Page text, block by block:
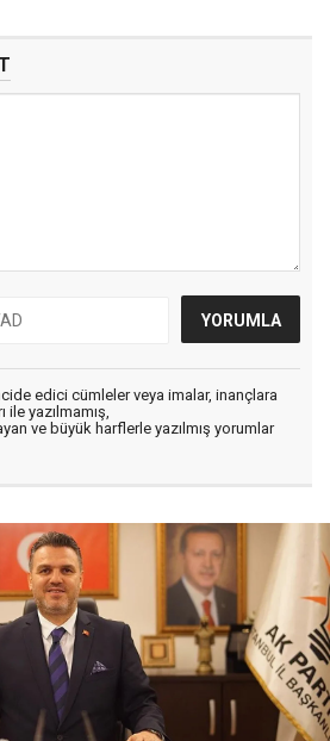
edici cümleler veya imalar, inançlara
ile yazılmamış,
ve büyük harflerle yazılmış yorumlar